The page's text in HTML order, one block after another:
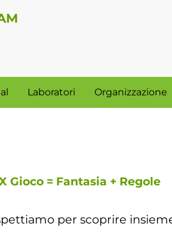
Laboratori Organizzazione
Gioco = Fantasia + Regole
per scoprire